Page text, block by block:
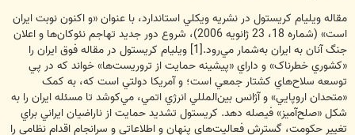
مقاله ويليام کريستول در نشريه ويکلي استاندارد، با عنوان «و اکنون نوبت ايران
است» (شماره 18، 23 ژانويه 2006)، شروع دور جديد تهاجم نئوکان‌ها و اعلان
جنگ آنان به ايران به‌شمار مي‌رود.[1] ويليام کريستول در مقاله فوق ايران را
«کشوري خطرناک» و داراي «پيشينه حمايت از تروريست‌ها» خواند که در پي
توسعه سلاح‌هاي کشتار جمعي است؛ و آمريکا دولتي است که، به کمک
«متحدان اروپايي» و آژانس بين‌المللي انرژي اتمي، مي‌کوشد تا مسئله ايران را به
شکل «صلح‌آميز» فيصله دهد. کريستول تشديد حمايت از ناراضيان ايراني براي
تغيير حکومت، گسترش فعاليت‌هاي پنهان و اطلاعاتي و سرانجام اقدام نظامي را